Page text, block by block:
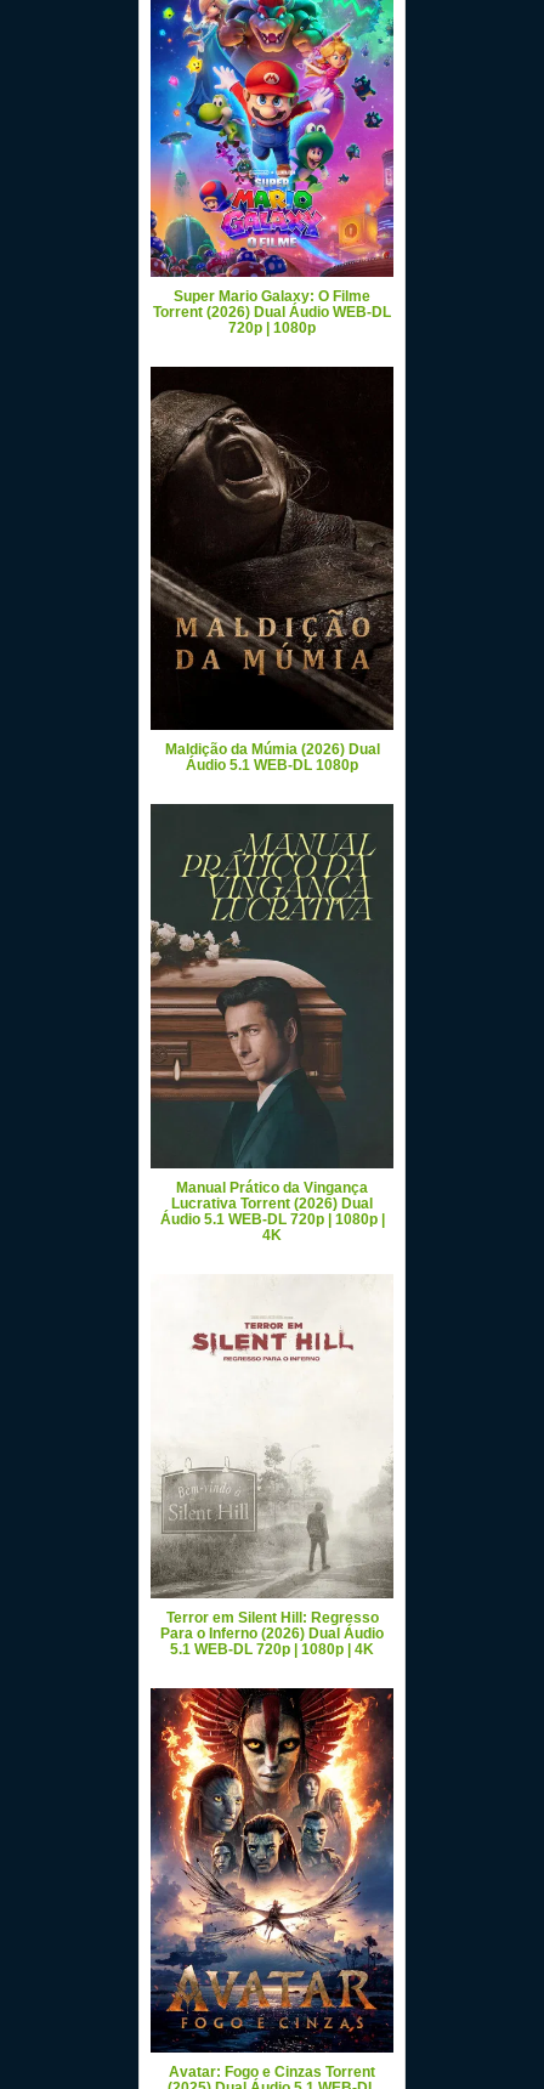
Super Mario Galaxy: O Filme
Torrent (2026) Dual Áudio WEB-DL
720p | 1080p
Maldição da Múmia (2026) Dual
Áudio 5.1 WEB-DL 1080p
Manual Prático da Vingança
Lucrativa Torrent (2026) Dual
Áudio 5.1 WEB-DL 720p | 1080p |
4K
Terror em Silent Hill: Regresso
Para o Inferno (2026) Dual Áudio
5.1 WEB-DL 720p | 1080p | 4K
Avatar: Fogo e Cinzas Torrent